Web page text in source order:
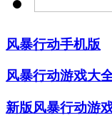
风暴行动手机版
风暴行动游戏大
新版风暴行动游